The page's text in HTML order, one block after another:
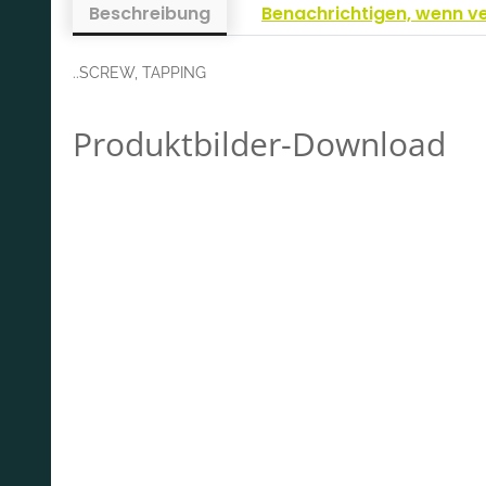
Beschreibung Benachrichtigen, wenn
..SCREW, TAPPING
Produktbilder-Download